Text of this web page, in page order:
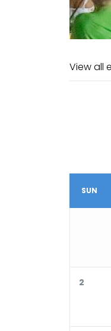
View all
SUN
2